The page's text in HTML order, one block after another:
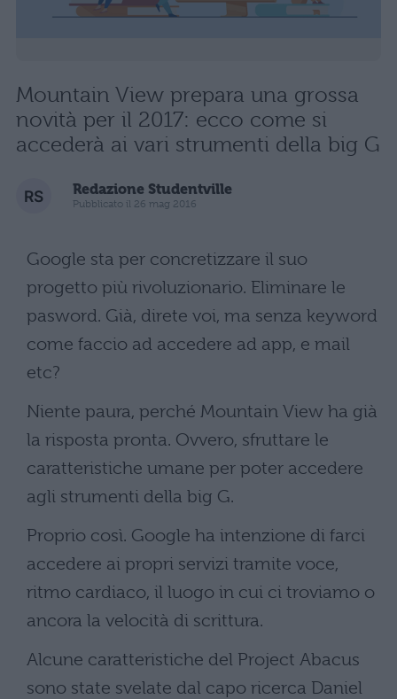
Mountain View prepara una grossa
novità per il 2017: ecco come si
accederà ai vari strumenti della big G
Redazione Studentville
Pubblicato il 26 mag 2016
Google sta per concretizzare il suo
progetto più rivoluzionario. Eliminare le
pasword. Già, direte voi, ma senza keyword
come faccio ad accedere ad app, e mail
etc?
Niente paura, perché Mountain View ha già
la risposta pronta. Ovvero, sfruttare le
caratteristiche umane per poter accedere
agli strumenti della big G.
Proprio così. Google ha intenzione di farci
accedere ai propri servizi tramite voce,
ritmo cardiaco, il luogo in cui ci troviamo o
ancora la velocità di scrittura.
Alcune caratteristiche del Project Abacus
sono state svelate dal capo ricerca Daniel